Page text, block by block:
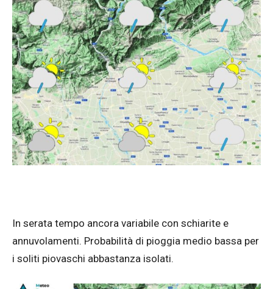
In serata tempo ancora variabile con schiarite e
annuvolamenti. Probabilità di pioggia medio bassa per
i soliti piovaschi abbastanza isolati.